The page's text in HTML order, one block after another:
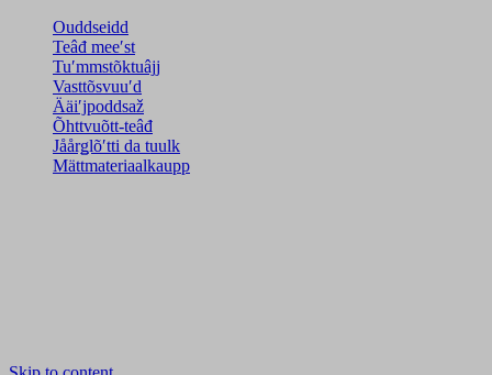
Ouddseidd
Teâđ meeʹst
Tuʹmmstõktuâjj
Vasttõsvuuʹd
Ääiʹjpoddsaž
Õhttvuõtt-teâđ
Jåårǥlõʹtti da tuulk
Mättmateriaalkaupp